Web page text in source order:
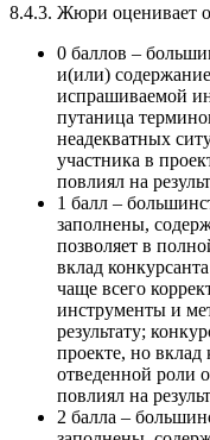
8.4.3. Жюри оценивает
0 баллов –
и(или)
испрашиваемой
путаница
неадекватных
участника в
повлиял на
1 балл –
заполнены,
позволяет в
вклад
чаще всего
инструменты и
результату;
проекте, но вклад
отведенной роли
повлиял на
2 балла –